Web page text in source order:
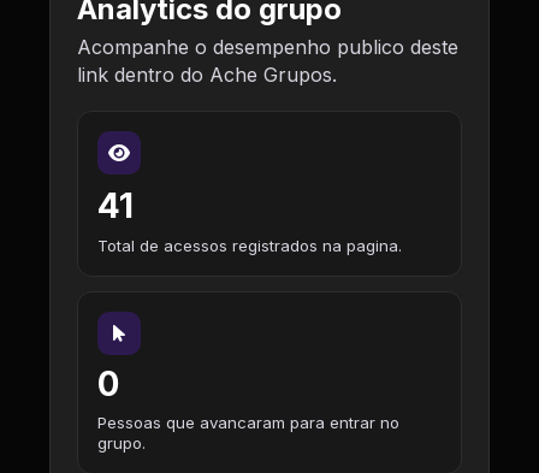
Analytics do grupo
Acompanhe o desempenho publico deste
link dentro do Ache Grupos.
41
Total de acessos registrados na pagina.
0
Pessoas que avancaram para entrar no
grupo.